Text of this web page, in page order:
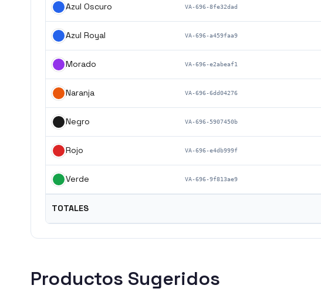
Azul Oscuro VA-696-8fe32dad
Azul Royal VA-696-a459faa9
Morado VA-696-e2abeaf1
Naranja VA-696-6dd04276
Negro VA-696-5907450b
Rojo VA-696-e4db999f
Verde VA-696-9f813ae9
TOTALES
Productos Sugeridos